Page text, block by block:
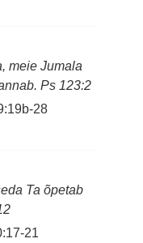
meie Jumala
Ps 123:2
28
Ta õpetab
21